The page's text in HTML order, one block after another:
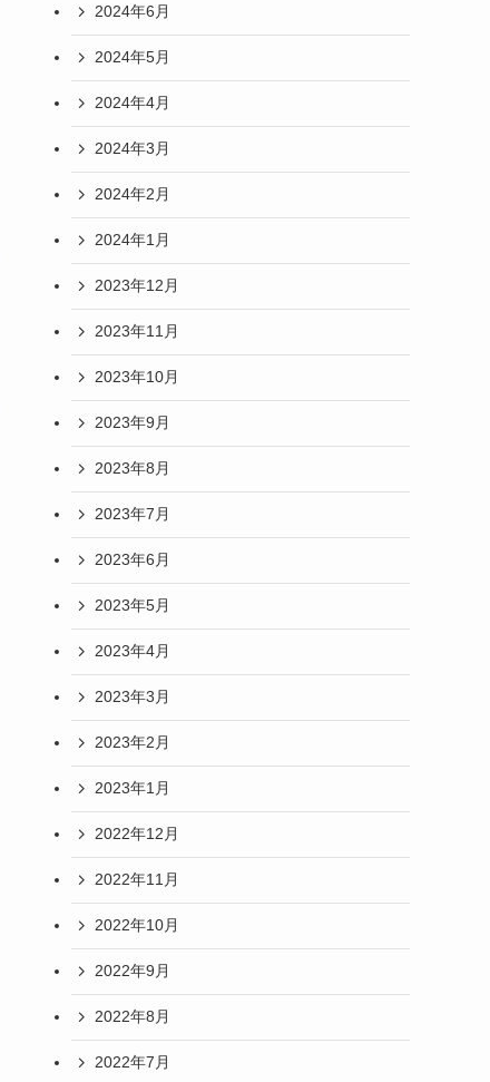
2024年6月
2024年5月
2024年4月
2024年3月
2024年2月
2024年1月
2023年12月
2023年11月
2023年10月
2023年9月
2023年8月
2023年7月
2023年6月
2023年5月
2023年4月
2023年3月
2023年2月
2023年1月
2022年12月
2022年11月
2022年10月
2022年9月
2022年8月
2022年7月